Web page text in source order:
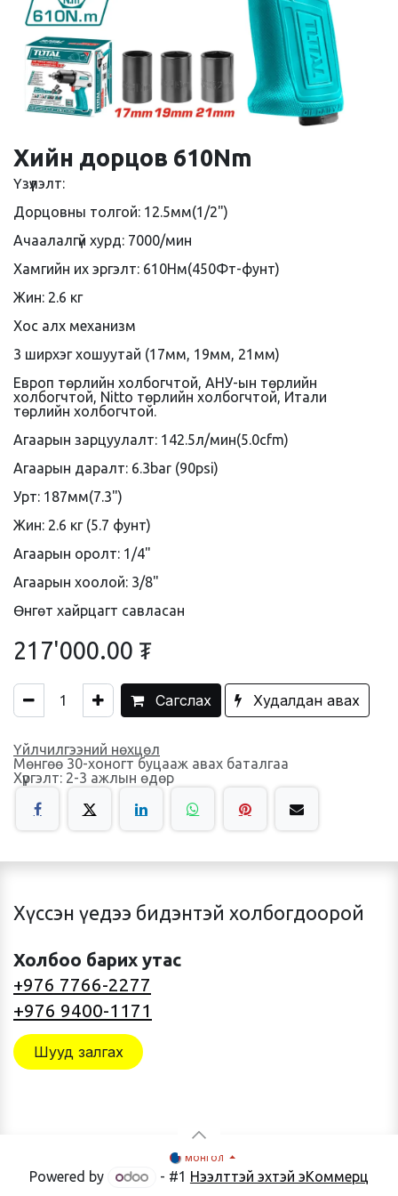
Хийн дорцов 610Nm
Үзүүлэлт:
Дорцовны толгой: 12.5мм(1/2")
Ачаалалгүй хурд: 7000/мин
Хамгийн их эргэлт: 610Нм(450Фт-фунт)
Жин: 2.6 кг
Хос алх механизм
3 ширхэг хошуутай (17мм, 19мм, 21мм)
Европ төрлийн холбогчтой, АНУ-ын төрлийн
холбогчтой, Nitto төрлийн холбогчтой, Итали
төрлийн холбогчтой.
Агаарын зарцуулалт: 142.5л/мин(5.0cfm)
Агаарын даралт: 6.3bar (90psi)
Урт: 187мм(7.3")
Жин: 2.6 кг (5.7 фунт)
Агаарын оролт: 1/4"
Агаарын хоолой: 3/8"
Өнгөт хайрцагт савласан
217'000.00 ₮
Сагслах Худалдан авах
Үйлчилгээний нөхцөл
Мөнгөө 30-хоногт буцааж авах баталгаа
Хүргэлт: 2-3 ажлын өдөр
Хүссэн үедээ бидэнтэй холбогдоорой
Холбоо барих утас
+976 7766-2277
+976 9400-1171
Шууд залгах
монгол
Powered by - #1 Нээлттэй эхтэй эКоммерц